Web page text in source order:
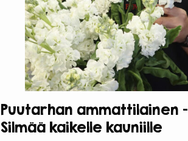
Puutarhan ammattilainen –
Silmää kaikelle kauniille